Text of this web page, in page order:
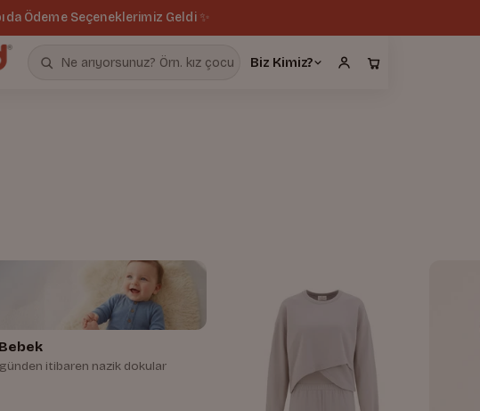
Ödeme Seçeneklerimiz Geldi ✨
Biz Kimiz?
Bebek
itibaren nazik dokular